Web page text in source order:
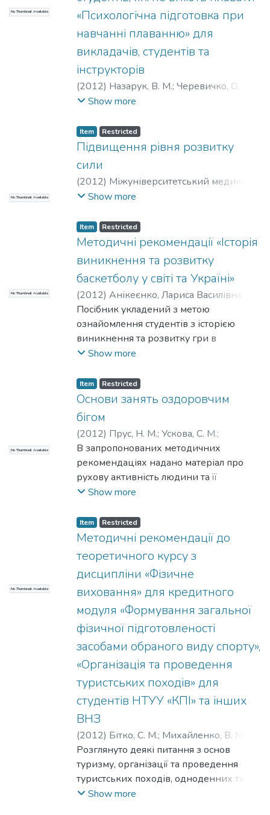
No Thumbnail Available
«Психологічна підготовка при
навчанні плаванню» для
викладачів, студентів та
інструкторів
(2012) Назарук, В. М.; Черевичко, О. Г.
Міжуніверситетський медико-
Show more
No Thumbnail Available
Item Restricted
Підвищення рівня розвитку
сили
(2012) Міжуніверситетський медико-
інженерний;
Show more
No Thumbnail Available
Item Restricted
Методичні рекомендації «Історія
виникнення та розвитку
баскетболу у світі та Україні»
(2012) Анікеєнко, Лариса Василівна
Бойко, Ганна Леонідівна;Єфременко,
Вікторія Миколаївна;
Міжуніверситетський медико-
інженерний;
Посібник укладений з метою
ознайомлення студентів з історією
виникнення та розвитку гри в
баскетбол у світі, в нашій країні та у
Show more
No Thumbnail Available
Item Restricted
Основи занять оздоровчим
бігом
(2012) Прус, Н. М.; Ускова, С. М.;
Файнберг, Б. А.;Гаврилова, Н. М.
Міжуніверситетський медико-
інженерний;НТУУ «КПІ»
В запропонованих методичних
рекомендаціях надано матеріал про
рухову активність людини та її
біологічну роль в підтримці життєвого
тренувань, а також варіанти побудови
тренувань під час занять оздоровчим
Show more
No Thumbnail Available
Item Restricted
Методичні рекомендації до
теоретичного курсу з
дисципліни «Фізичне
виховання» для кредитного
модуля «Формування загальної
фізичної підготовленості
засобами обраного виду спорту»,
«Організація та проведення
туристських походів» для
студентів НТУУ «КПІ» та інших
ВНЗ
(2012) Бітко, С. М.; Михайленко, В. М.
Кузьменко, В. А.; Міжуніверситетський
медико-інженерний;НТУУ «КПІ»
Розглянуто деякі питання з основ
туризму, організації та проведення
туристських походів, одноденних та
багатоденних у навчально-
Show more